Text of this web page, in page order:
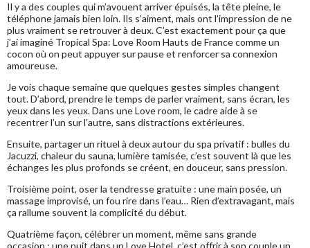
Il y a des couples qui m’avouent arriver épuisés, la tête pleine, le
téléphone jamais bien loin. Ils s’aiment, mais ont l’impression de ne
plus vraiment se retrouver à deux. C’est exactement pour ça que
j’ai imaginé Tropical Spa: Love Room Hauts de France comme un
cocon où on peut appuyer sur pause et renforcer sa connexion
amoureuse.
Je vois chaque semaine que quelques gestes simples changent
tout. D’abord, prendre le temps de parler vraiment, sans écran, les
yeux dans les yeux. Dans une Love room, le cadre aide à se
recentrer l’un sur l’autre, sans distractions extérieures.
Ensuite, partager un rituel à deux autour du spa privatif : bulles du
Jacuzzi, chaleur du sauna, lumière tamisée, c’est souvent là que les
échanges les plus profonds se créent, en douceur, sans pression.
Troisième point, oser la tendresse gratuite : une main posée, un
massage improvisé, un fou rire dans l’eau… Rien d’extravagant, mais
ça rallume souvent la complicité du début.
Quatrième façon, célébrer un moment, même sans grande
occasion : une nuit dans un Love Hotel, c’est offrir à son couple un